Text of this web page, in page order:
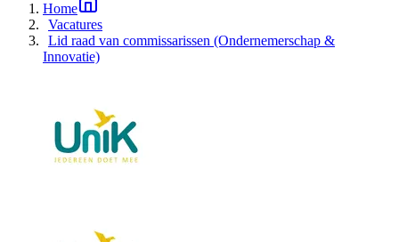
Home
Vacatures
Lid raad van commissarissen (Ondernemerschap &
Innovatie)